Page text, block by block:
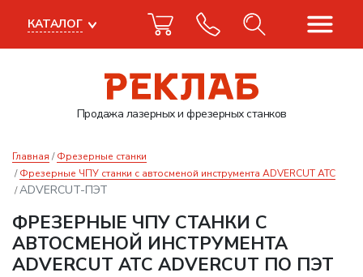
Продажа лазерныхи фрезерных станков
КАТАЛОГ
Главная
Фрезерные станки
Фрезерные ЧПУ станки с автосменой инструмента ADVERCUT ATC
ADVERCUT-ПЭТ
ФРЕЗЕРНЫЕ ЧПУ СТАНКИ С
АВТОСМЕНОЙ ИНСТРУМЕНТА
ADVERCUT ATC ADVERCUT ПО ПЭТ